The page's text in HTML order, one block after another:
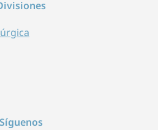
Síguenos